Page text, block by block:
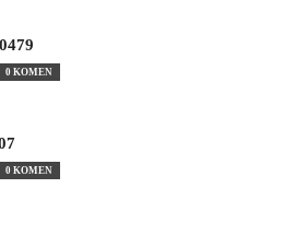
0 KOMEN
0 KOMEN